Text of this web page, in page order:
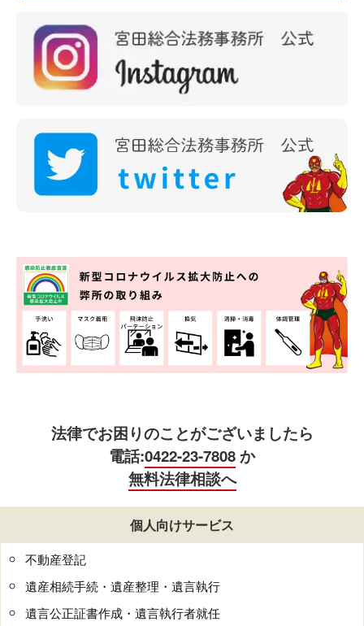
法律でお困りのことがございましたら
電話:0422-23-7808か
無料法律相談へ
個人向けサービス
不動産登記
遺産相続手続・遺産整理・遺言執行
遺言公正証書作成・遺言執行者就任